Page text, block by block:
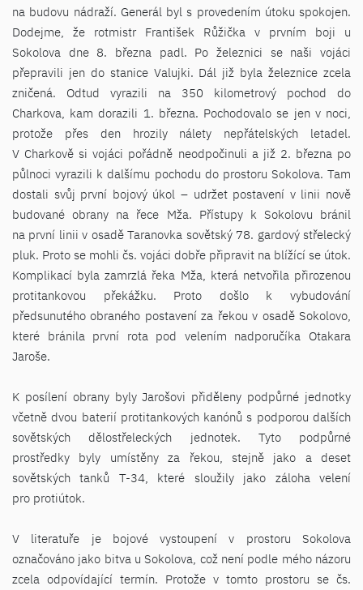
na budovu nádraží. Generál byl s provedením útoku spokojen.
Dodejme, že rotmistr František Růžička v prvním boji u
Sokolova dne 8. března padl. Po železnici se naši vojáci
přepravili jen do stanice Valujki. Dál již byla železnice zcela
zničená. Odtud vyrazili na 350 kilometrový pochod do
Charkova, kam dorazili 1. března. Pochodovalo se jen v noci,
protože přes den hrozily nálety nepřátelských letadel.
V Charkově si vojáci pořádně neodpočinuli a již 2. března po
půlnoci vyrazili k dalšímu pochodu do prostoru Sokolova. Tam
dostali svůj první bojový úkol – udržet postavení v linii nově
budované obrany na řece Mža. Přístupy k Sokolovu bránil
na první linii v osadě Taranovka sovětský 78. gardový střelecký
pluk. Proto se mohli čs. vojáci dobře připravit na blížící se útok.
Komplikací byla zamrzlá řeka Mža, která netvořila přirozenou
protitankovou překážku. Proto došlo k vybudování
předsunutého obraného postavení za řekou v osadě Sokolovo,
které bránila první rota pod velením nadporučíka Otakara
Jaroše.
K posílení obrany byly Jarošovi přiděleny podpůrné jednotky
včetně dvou baterií protitankových kanónů s podporou dalších
sovětských dělostřeleckých jednotek. Tyto podpůrné
prostředky byly umístěny za řekou, stejně jako a deset
sovětských tanků T-34, které sloužily jako záloha velení
pro protiútok.
V literatuře je bojové vystoupení v prostoru Sokolova
označováno jako bitva u Sokolova, což není podle mého názoru
zcela odpovídající termín. Protože v tomto prostoru se čs.